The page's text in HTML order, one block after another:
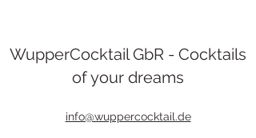
WupperCocktail GbR - Cocktails
of your dreams
info@wuppercocktail.de